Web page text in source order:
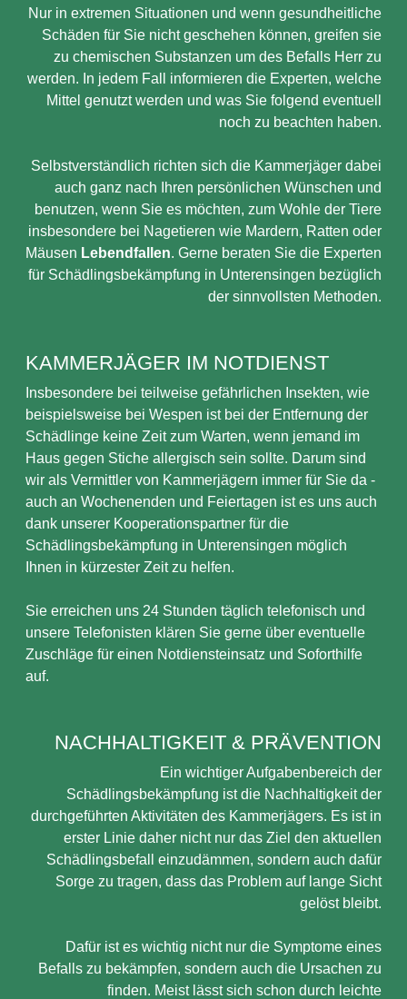
Nur in extremen Situationen und wenn gesundheitliche
Schäden für Sie nicht geschehen können, greifen sie
zu chemischen Substanzen um des Befalls Herr zu
werden. In jedem Fall informieren die Experten, welche
Mittel genutzt werden und was Sie folgend eventuell
noch zu beachten haben.
Selbstverständlich richten sich die Kammerjäger dabei
auch ganz nach Ihren persönlichen Wünschen und
benutzen, wenn Sie es möchten, zum Wohle der Tiere
insbesondere bei Nagetieren wie Mardern, Ratten oder
Mäusen Lebendfallen. Gerne beraten Sie die Experten
für Schädlingsbekämpfung in Unterensingen bezüglich
der sinnvollsten Methoden.
KAMMERJÄGER IM NOTDIENST
Insbesondere bei teilweise gefährlichen Insekten, wie
beispielsweise bei Wespen ist bei der Entfernung der
Schädlinge keine Zeit zum Warten, wenn jemand im
Haus gegen Stiche allergisch sein sollte. Darum sind
wir als Vermittler von Kammerjägern immer für Sie da -
auch an Wochenenden und Feiertagen ist es uns auch
dank unserer Kooperationspartner für die
Schädlingsbekämpfung in Unterensingen möglich
Ihnen in kürzester Zeit zu helfen.
Sie erreichen uns 24 Stunden täglich telefonisch und
unsere Telefonisten klären Sie gerne über eventuelle
Zuschläge für einen Notdiensteinsatz und Soforthilfe
auf.
NACHHALTIGKEIT & PRÄVENTION
Ein wichtiger Aufgabenbereich der
Schädlingsbekämpfung ist die Nachhaltigkeit der
durchgeführten Aktivitäten des Kammerjägers. Es ist in
erster Linie daher nicht nur das Ziel den aktuellen
Schädlingsbefall einzudämmen, sondern auch dafür
Sorge zu tragen, dass das Problem auf lange Sicht
gelöst bleibt.
Dafür ist es wichtig nicht nur die Symptome eines
Befalls zu bekämpfen, sondern auch die Ursachen zu
finden. Meist lässt sich schon durch leichte